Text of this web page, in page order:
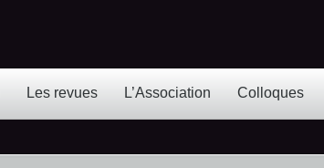
Les revues L’Association Colloques